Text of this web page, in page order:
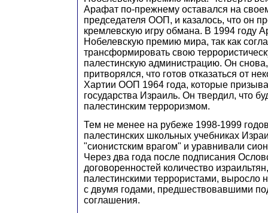
Арафат по-прежнему оставался на
председателя ООП, и казалось, что он
кремлевскую игру обмана. В 1994 году
Нобелевскую премию мира, так как
трансформировать свою
палестинскую администрацию. Он
притворялся, что готов отказаться от
Хартии ООП 1964 года, которые
государства Израиль. Он твердил, что
палестинским терроризмом.
Тем не менее на рубеже 1998-1999
палестинских школьных учебниках
"сионистским врагом" и уравнивали
Через два года после подписания
договоренностей количество
палестинскими террористами, выросло
с двумя годами, предшествовавшими
соглашения.